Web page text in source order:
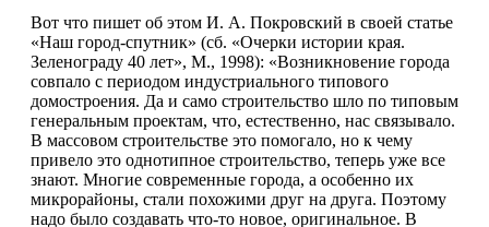
Вот что пишет об этом И. А. Покровский в своей статье
«Наш город-спутник» (сб. «Очерки истории края.
Зеленограду 40 лет», М., 1998): «Возникновение города
совпало с периодом индустриального типового
домостроения. Да и само строительство шло по типовым
генеральным проектам, что, естественно, нас связывало.
В массовом строительстве это помогало, но к чему
привело это однотипное строительство, теперь уже все
знают. Многие современные города, а особенно их
микрорайоны, стали похожими друг на друга. Поэтому
надо было создавать что-то новое, оригинальное. В